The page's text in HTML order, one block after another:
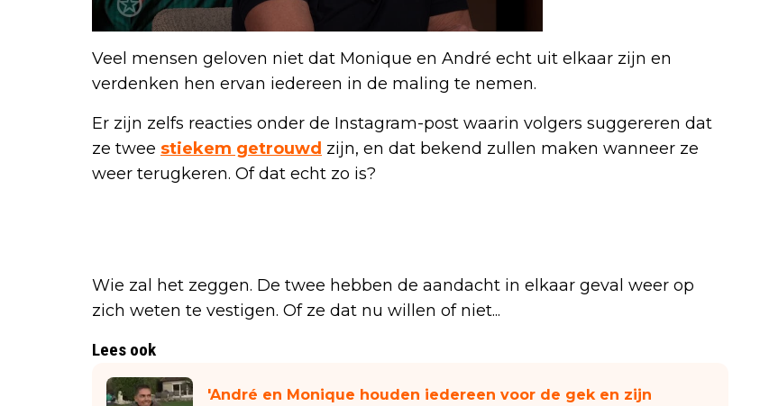
Veel mensen geloven niet dat Monique en André echt uit elkaar zijn en
verdenken hen ervan iedereen in de maling te nemen.
Er zijn zelfs reacties onder de Instagram-post waarin volgers suggereren dat
ze twee stiekem getrouwd zijn, en dat bekend zullen maken wanneer ze
weer terugkeren. Of dat echt zo is?
Wie zal het zeggen. De twee hebben de aandacht in elkaar geval weer op
zich weten te vestigen. Of ze dat nu willen of niet...
Lees ook
'André en Monique houden iedereen voor de gek en zijn